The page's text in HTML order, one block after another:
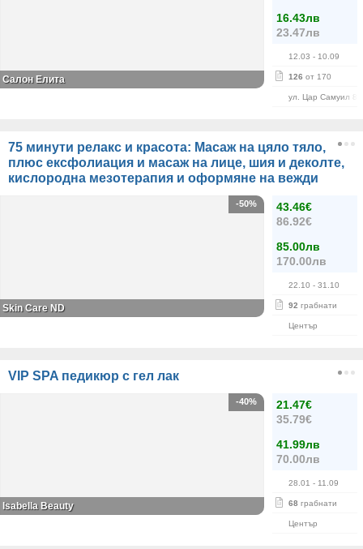
16.43лв
23.47лв
12.03 - 10.09
126 от 170
ул. Цар Самуил 84
Салон Елита
75 минути релакс и красота: Масаж на цяло тяло,
плюс ексфолиация и масаж на лице, шия и деколте,
кислородна мезотерапия и оформяне на вежди
43.46€
86.92€
85.00лв
170.00лв
22.10 - 31.10
92 грабнати
Център
-50%
Skin Care ND
VIP SPA педикюр с гел лак
21.47€
35.79€
41.99лв
70.00лв
28.01 - 11.09
68 грабнати
Център
-40%
Isabella Beauty